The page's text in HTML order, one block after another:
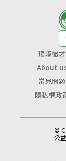
環境徵才
About
常見問題
隱私權政
©
公